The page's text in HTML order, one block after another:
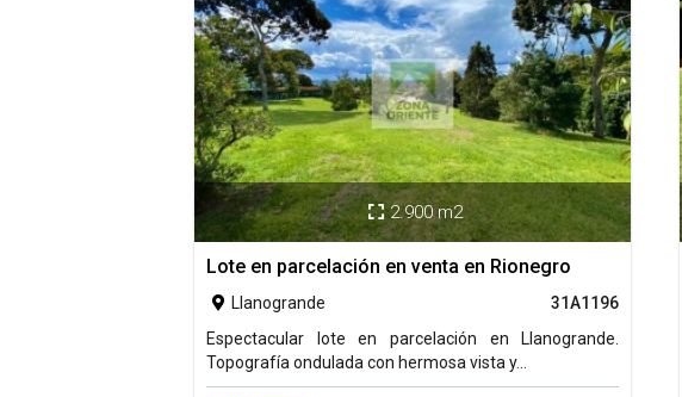
 2.900 m2
Lote en parcelación en venta en Rionegro
 Llanogrande
31A1196
Espectacular lote en parcelación en Llanogrande.
Topografía ondulada con hermosa vista y...